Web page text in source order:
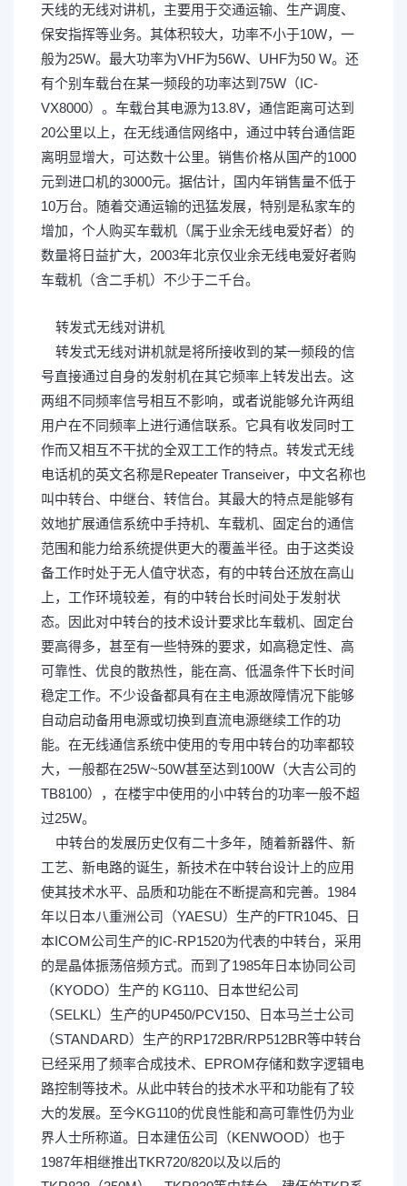
天线的无线对讲机，主要用于交通运输、生产调度、
保安指挥等业务。其体积较大，功率不小于10W，一
般为25W。最大功率为VHF为56W、UHF为50 W。还
有个别车载台在某一频段的功率达到75W（IC-
VX8000）。车载台其电源为13.8V，通信距离可达到
20公里以上，在无线通信网络中，通过中转台通信距
离明显增大，可达数十公里。销售价格从国产的1000
元到进口机的3000元。据估计，国内年销售量不低于
10万台。随着交通运输的迅猛发展，特别是私家车的
增加，个人购买车载机（属于业余无线电爱好者）的
数量将日益扩大，2003年北京仅业余无线电爱好者购
车载机（含二手机）不少于二千台。
转发式无线对讲机
转发式无线对讲机就是将所接收到的某一频段的信
号直接通过自身的发射机在其它频率上转发出去。这
两组不同频率信号相互不影响，或者说能够允许两组
用户在不同频率上进行通信联系。它具有收发同时工
作而又相互不干扰的全双工工作的特点。转发式无线
电话机的英文名称是Repeater Transeiver，中文名称也
叫中转台、中继台、转信台。其最大的特点是能够有
效地扩展通信系统中手持机、车载机、固定台的通信
范围和能力给系统提供更大的覆盖半径。由于这类设
备工作时处于无人值守状态，有的中转台还放在高山
上，工作环境较差，有的中转台长时间处于发射状
态。因此对中转台的技术设计要求比车载机、固定台
要高得多，甚至有一些特殊的要求，如高稳定性、高
可靠性、优良的散热性，能在高、低温条件下长时间
稳定工作。不少设备都具有在主电源故障情况下能够
自动启动备用电源或切换到直流电源继续工作的功
能。在无线通信系统中使用的专用中转台的功率都较
大，一般都在25W~50W甚至达到100W（大吉公司的
TB8100），在楼宇中使用的小中转台的功率一般不超
过25W。
中转台的发展历史仅有二十多年，随着新器件、新
工艺、新电路的诞生，新技术在中转台设计上的应用
使其技术水平、品质和功能在不断提高和完善。1984
年以日本八重洲公司（YAESU）生产的FTR1045、日
本ICOM公司生产的IC-RP1520为代表的中转台，采用
的是晶体振荡倍频方式。而到了1985年日本协同公司
（KYODO）生产的 KG110、日本世纪公司
（SELKL）生产的UP450/PCV150、日本马兰士公司
（STANDARD）生产的RP172BR/RP512BR等中转台
已经采用了频率合成技术、EPROM存储和数字逻辑电
路控制等技术。从此中转台的技术水平和功能有了较
大的发展。至今KG110的优良性能和高可靠性仍为业
界人士所称道。日本建伍公司（KENWOOD）也于
1987年相继推出TKR720/820以及以后的